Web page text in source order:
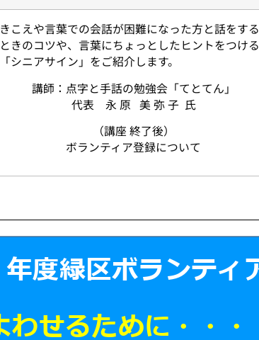
きこえや言葉での会話が困難になった方と話をする
ときのコツや、言葉にちょっとしたヒントをつける
「シニアサイン」をご紹介します。
講師：点字と手話の勉強会「てとてん」
代表 永 原 美 弥 子 氏
（講座 終了後）
ボランティア登録について